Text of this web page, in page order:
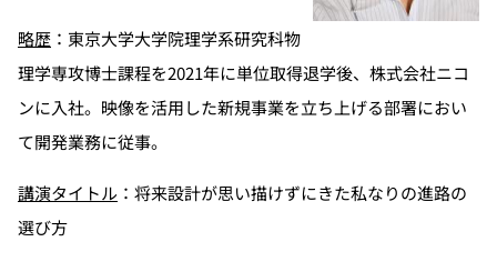
略歴 ：東京大学大学院理学系研究科物
理学専攻博士課程を2021年に単位取得退学後、株式会社ニコ
ンに入社。映像を活用した新規事業を立ち上げる部署におい
て開発業務に従事。
講演タイトル ：将来設計が思い描けずにきた私なりの進路の
選び方